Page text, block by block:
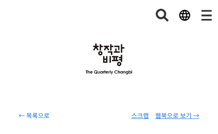
← 목록으로 웹북으로 보기 →
스크랩